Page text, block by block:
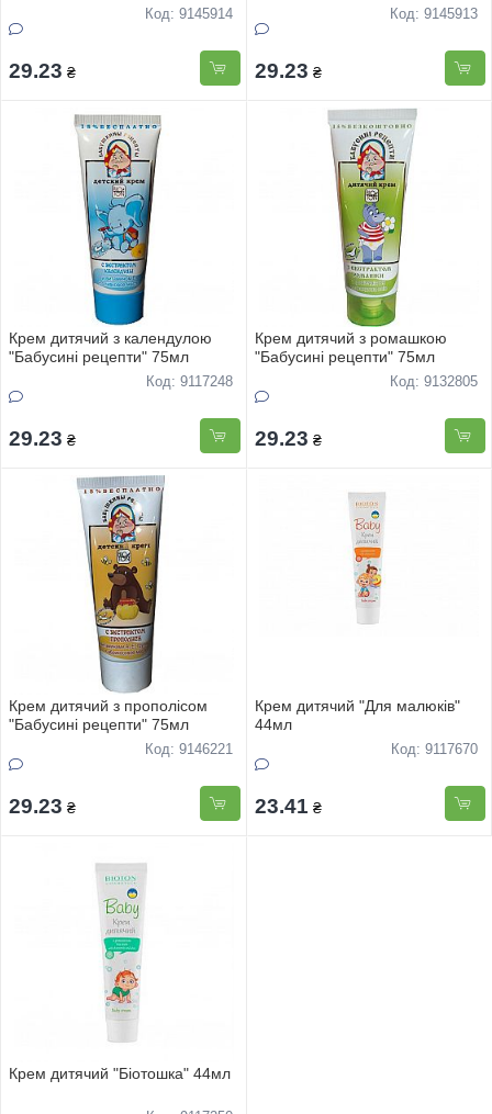
Код: 9145914
29.23 ₴
Код: 9145913
29.23 ₴
Крем дитячий з календулою
"Бабусині рецепти" 75мл
Код: 9117248
29.23 ₴
Крем дитячий з ромашкою
"Бабусині рецепти" 75мл
Код: 9132805
29.23 ₴
Крем дитячий з прополісом
"Бабусині рецепти" 75мл
Код: 9146221
29.23 ₴
Крем дитячий "Для малюків"
44мл
Код: 9117670
23.41 ₴
Крем дитячий "Біотошка" 44мл